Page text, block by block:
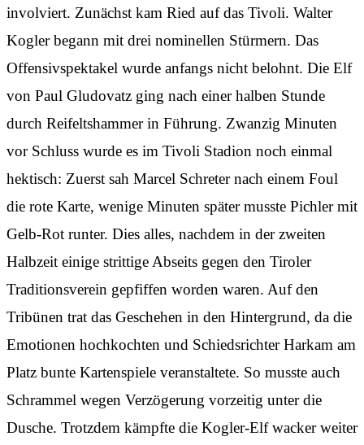
involviert. Zunächst kam Ried auf das Tivoli. Walter
Kogler begann mit drei nominellen Stürmern. Das
Offensivspektakel wurde anfangs nicht belohnt. Die Elf
von Paul Gludovatz ging nach einer halben Stunde
durch Reifeltshammer in Führung. Zwanzig Minuten
vor Schluss wurde es im Tivoli Stadion noch einmal
hektisch: Zuerst sah Marcel Schreter nach einem Foul
die rote Karte, wenige Minuten später musste Pichler mit
Gelb-Rot runter. Dies alles, nachdem in der zweiten
Halbzeit einige strittige Abseits gegen den Tiroler
Traditionsverein gepfiffen worden waren. Auf den
Tribünen trat das Geschehen in den Hintergrund, da die
Emotionen hochkochten und Schiedsrichter Harkam am
Platz bunte Kartenspiele veranstaltete. So musste auch
Schrammel wegen Verzögerung vorzeitig unter die
Dusche. Trotzdem kämpfte die Kogler-Elf wacker weiter